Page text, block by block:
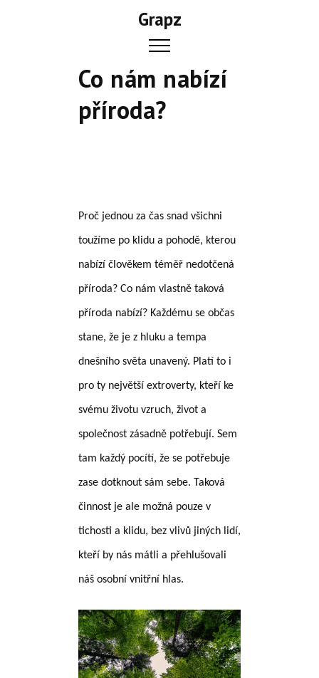
Grapz
Co nám nabízí
příroda?
Proč jednou za čas snad všichni
toužíme po klidu a pohodě, kterou
nabízí člověkem téměř nedotčená
příroda? Co nám vlastně taková
příroda nabízí? Každému se občas
stane, že je z hluku a tempa
dnešního světa unavený. Platí to i
pro ty největší extroverty, kteří ke
svému životu vzruch, život a
společnost zásadně potřebují. Sem
tam každý pocítí, že se potřebuje
zase dotknout sám sebe. Taková
činnost je ale možná pouze v
tichosti a klidu, bez vlivů jiných lidí,
kteří by nás mátli a přehlušovali
náš osobní vnitřní hlas.